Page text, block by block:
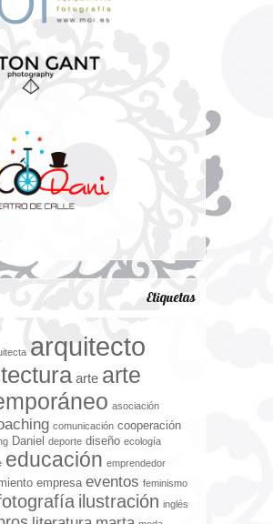
Etiquetas
arquitecto
arte arte
asociación
comunicación cooperación
Daniel deporte diseño ecología
educación emprendedor
empresa eventos feminismo
ilustración inglés